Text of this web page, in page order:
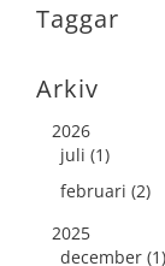
Taggar
Arkiv
2026
juli (1)
februari (2)
2025
december (1)